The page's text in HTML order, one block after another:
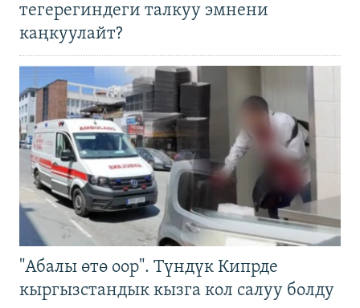
тегерегиндеги талкуу эмнени
каңкуулайт?
"Абалы өтө оор". Түндүк Кипрде
кыргызстандык кызга кол салуу болду